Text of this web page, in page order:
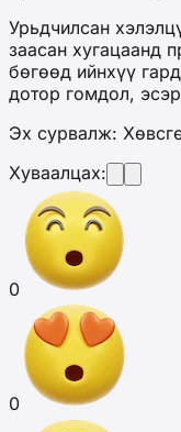
Урьдчилсан
заасан хугацаанд
бөгөөд ийнхүү
дотор гомдол,
Эх сурвалж:
Хуваалцах:
0
0